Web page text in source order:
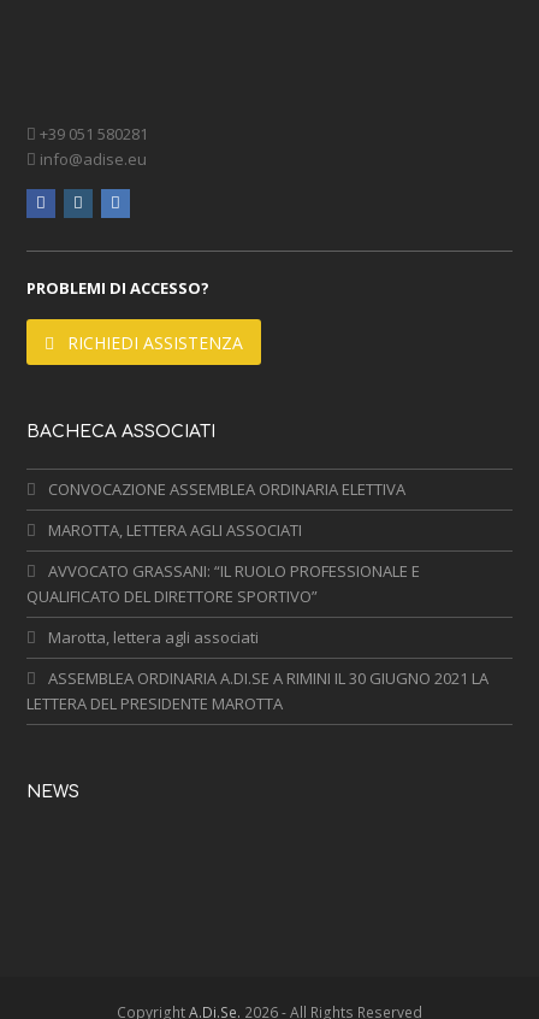
+39 051 580281
info@adise.eu
facebookinstagram
PROBLEMI DI ACCESSO?
RICHIEDI ASSISTENZA
BACHECA ASSOCIATI
CONVOCAZIONE ASSEMBLEA ORDINARIA ELETTIVA
MAROTTA, LETTERA AGLI ASSOCIATI
AVVOCATO GRASSANI: “IL RUOLO PROFESSIONALE E
QUALIFICATO DEL DIRETTORE SPORTIVO”
Marotta, lettera agli associati
ASSEMBLEA ORDINARIA A.DI.SE A RIMINI IL 30 GIUGNO 2021 LA
LETTERA DEL PRESIDENTE MAROTTA
NEWS
CopyrightA.Di.Se. 2026 - All Rights Reserved